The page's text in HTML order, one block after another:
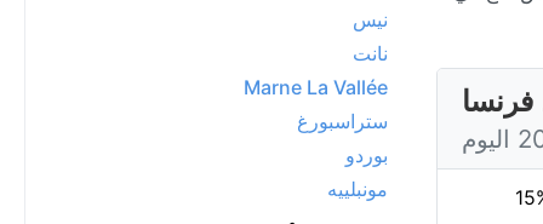
نيس
نانت
Marne La Vallée
ستراسبورغ
بوردو
مونبلييه